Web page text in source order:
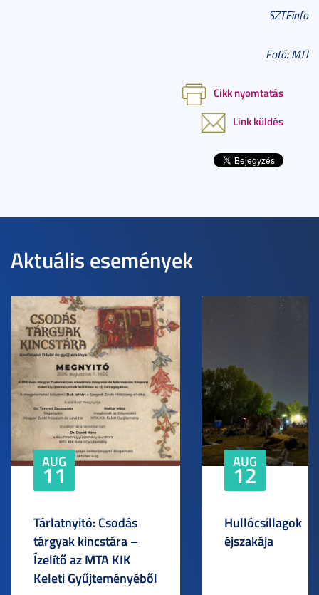
SZTEinfo
Fotó: MTI
Cikk nyomtatás
Link küldés
Aktuális események
AUG
11
Tárlatnyitó: Csodás
tárgyak kincstára –
Ízelítő az MTA KIK
Keleti Gyűjteményéből
AUG
12
Hullócsillagok
éjszakája